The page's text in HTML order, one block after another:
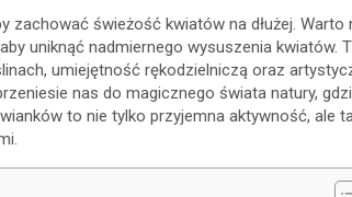
zachować świeżość kwiatów na dłużej.
uniknąć nadmiernego wysuszenia kwiatów.
umiejętność rękodzielniczą oraz
nas do magicznego świata natury,
to nie tylko przyjemna aktywność, ale